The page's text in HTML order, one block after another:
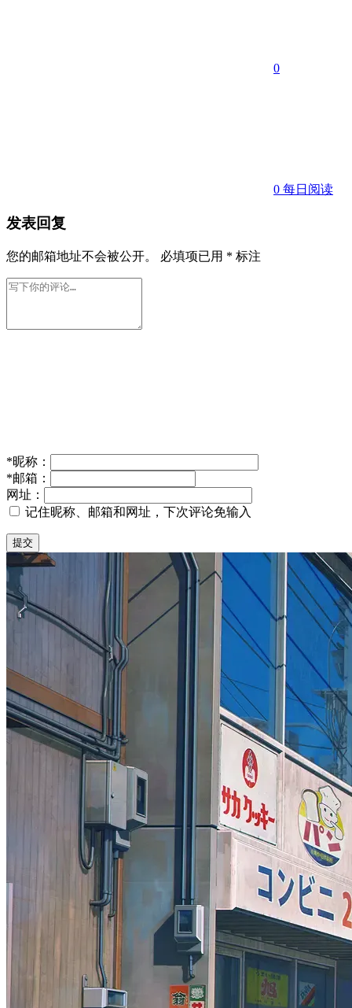
0
0 每日阅读
发表回复
您的邮箱地址不会被公开。 必填项已用 * 标注
*昵称：
*邮箱：
网址：
记住昵称、邮箱和网址，下次评论免输入
提交